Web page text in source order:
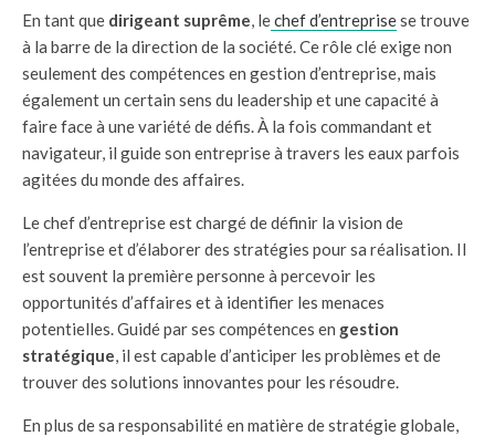
En tant que dirigeant suprême , lechef d’entreprisese trouve
à la barre de la direction de la société. Ce rôle clé exige non
seulement des compétences en gestion d’entreprise, mais
également un certain sens du leadership et une capacité à
faire face à une variété de défis. À la fois commandant et
navigateur, il guide son entreprise à travers les eaux parfois
agitées du monde des affaires.
Le chef d’entreprise est chargé de définir la vision de
l’entreprise et d’élaborer des stratégies pour sa réalisation. Il
est souvent la première personne à percevoir les
opportunités d’affaires et à identifier les menaces
potentielles. Guidé par ses compétences en gestion
stratégique , il est capable d’anticiper les problèmes et de
trouver des solutions innovantes pour les résoudre.
En plus de sa responsabilité en matière de stratégie globale,